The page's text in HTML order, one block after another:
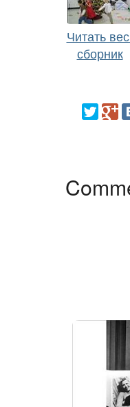
Читать
сборник